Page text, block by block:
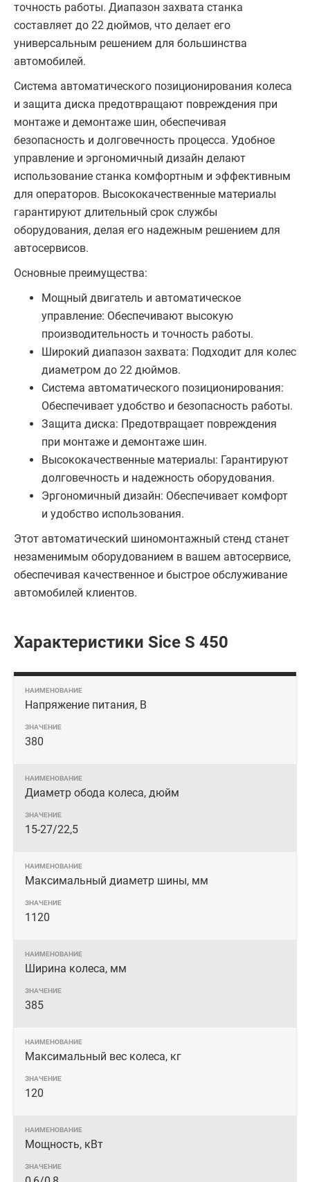
точность работы. Диапазон захвата станка
составляет до 22 дюймов, что делает его
универсальным решением для большинства
автомобилей.
Система автоматического позиционирования колеса
и защита диска предотвращают повреждения при
монтаже и демонтаже шин, обеспечивая
безопасность и долговечность процесса. Удобное
управление и эргономичный дизайн делают
использование станка комфортным и эффективным
для операторов. Высококачественные материалы
гарантируют длительный срок службы
оборудования, делая его надежным решением для
автосервисов.
Основные преимущества:
Мощный двигатель и автоматическое
управление: Обеспечивают высокую
производительность и точность работы.
Широкий диапазон захвата: Подходит для колес
диаметром до 22 дюймов.
Система автоматического позиционирования:
Обеспечивает удобство и безопасность работы.
Защита диска: Предотвращает повреждения
при монтаже и демонтаже шин.
Высококачественные материалы: Гарантируют
долговечность и надежность оборудования.
Эргономичный дизайн: Обеспечивает комфорт
и удобство использования.
Этот автоматический шиномонтажный стенд станет
незаменимым оборудованием в вашем автосервисе,
обеспечивая качественное и быстрое обслуживание
автомобилей клиентов.
Характеристики Sice S 450
Напряжение питания, В
380
Диаметр обода колеса, дюйм
15-27/22,5
Максимальный диаметр шины, мм
1120
Ширина колеса, мм
385
Максимальный вес колеса, кг
120
Мощность, кВт